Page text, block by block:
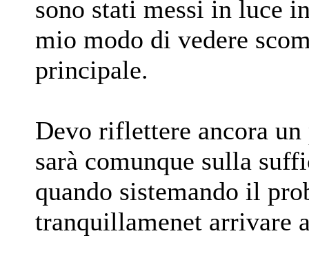
sono stati messi in luce
mio modo di vedere
principale.
Devo riflettere ancora
sarà comunque sulla
quando sistemando il
tranquillamenet arrivare